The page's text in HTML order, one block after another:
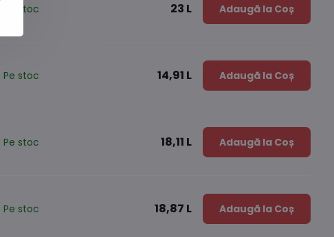
Pe stoc 23 L Adaugă la Coș
Pe stoc 14,91 L Adaugă la Coș
Pe stoc 18,11 L Adaugă la Coș
Pe stoc 18,87 L Adaugă la Coș